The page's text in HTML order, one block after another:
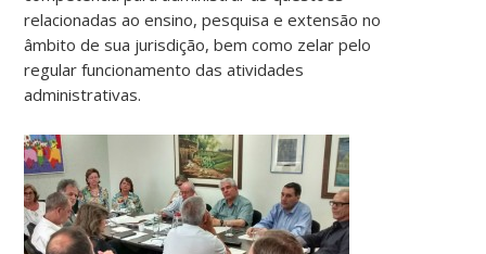
relacionadas ao ensino, pesquisa e extensão no
âmbito de sua jurisdição, bem como zelar pelo
regular funcionamento das atividades
administrativas.